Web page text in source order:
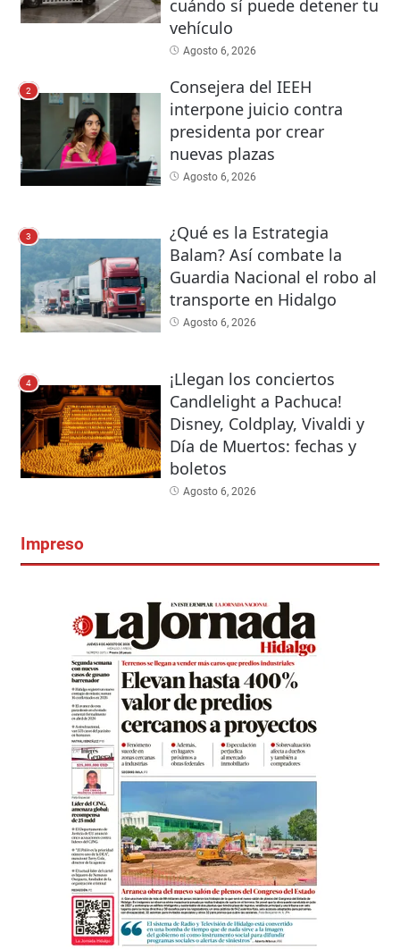
cuándo sí puede detener tu
vehículo
Agosto 6, 2026
2
Consejera del IEEH
interpone juicio contra
presidenta por crear
nuevas plazas
Agosto 6, 2026
3
¿Qué es la Estrategia
Balam? Así combate la
Guardia Nacional el robo al
transporte en Hidalgo
Agosto 6, 2026
4
¡Llegan los conciertos
Candlelight a Pachuca!
Disney, Coldplay, Vivaldi y
Día de Muertos: fechas y
boletos
Agosto 6, 2026
Impreso